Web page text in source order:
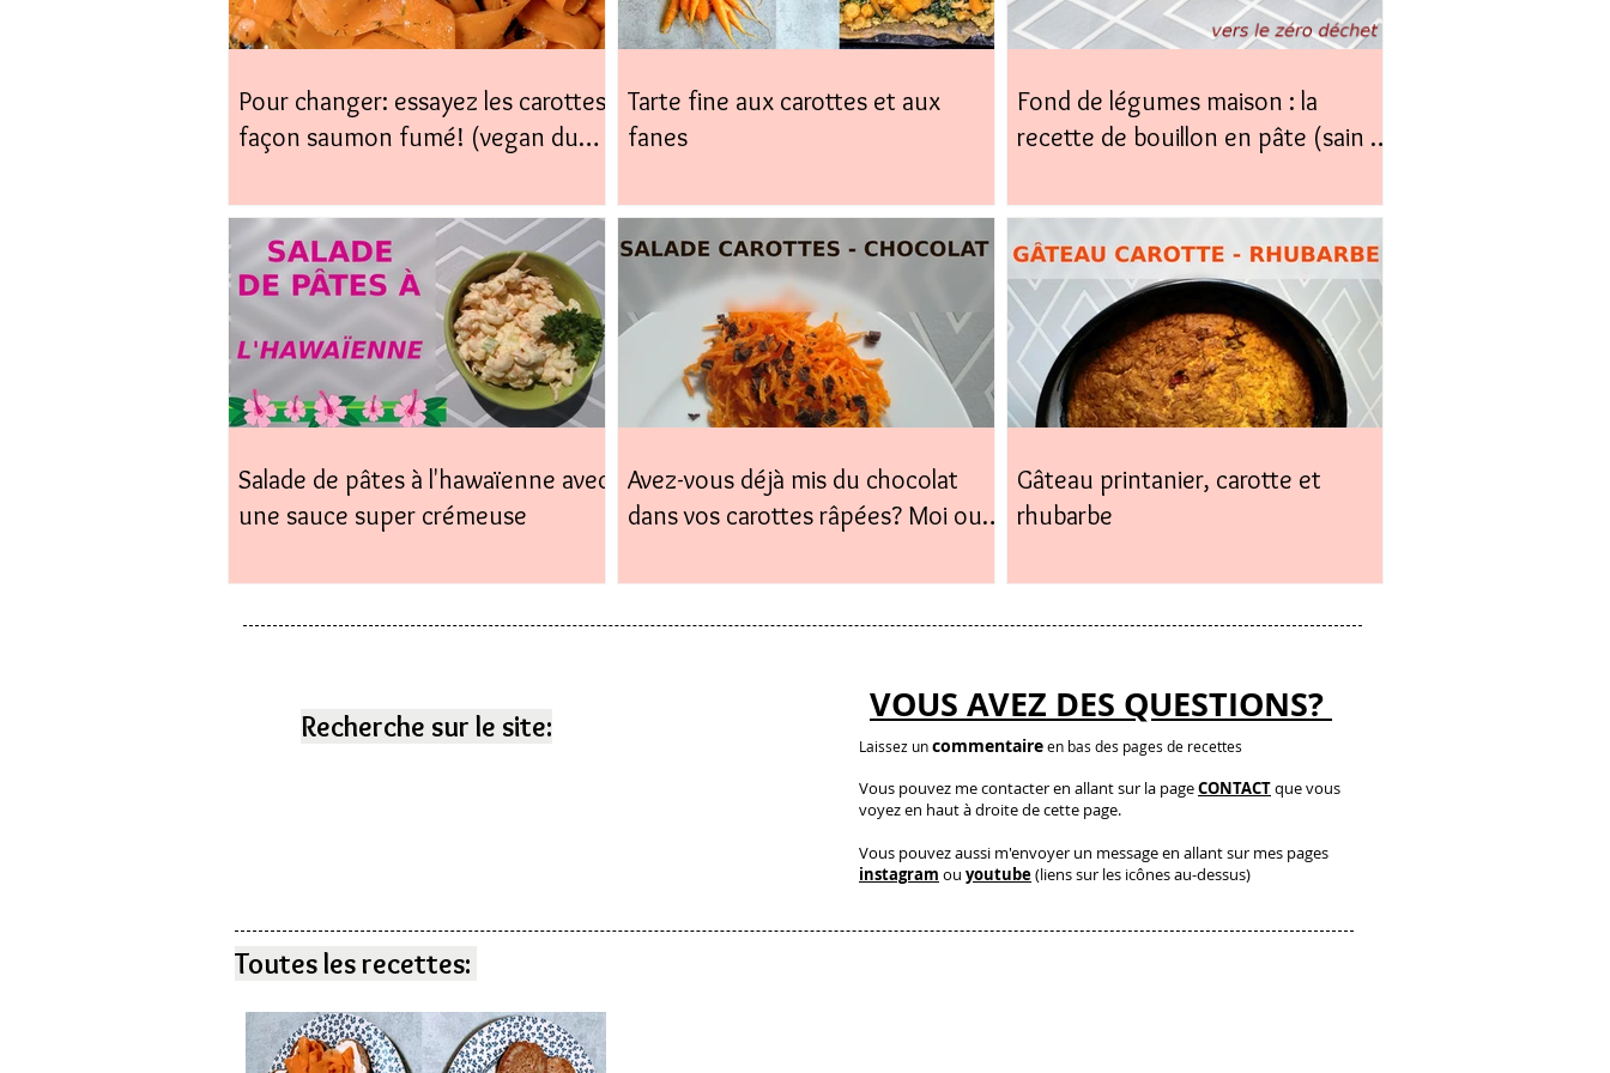
Pour changer: essayez les carottes,
façon saumon fumé! (vegan du
Tarte fine aux carottes et aux
fanes
Fond de légumes maison : la
recette de bouillon en pâte (sain &
Salade de pâtes à l'hawaïenne avec
une sauce super crémeuse
Avez-vous déjà mis du chocolat
dans vos carottes râpées? Moi oui,
Gâteau printanier, carotte et
rhubarbe
Recherche sur le site:
VOUS AVEZ DES QUESTIONS?
Laissez uncommentaireen bas des pages de recettes
Vous pouvez me contacter en allant sur la pageCONTACTque vous
voyez en haut à droite de cette page.
Vous pouvez aussi m'envoyer un message en allant sur mes pages
instagram ou youtube(liens sur les icônes au-dessus)
Toutes les recettes: